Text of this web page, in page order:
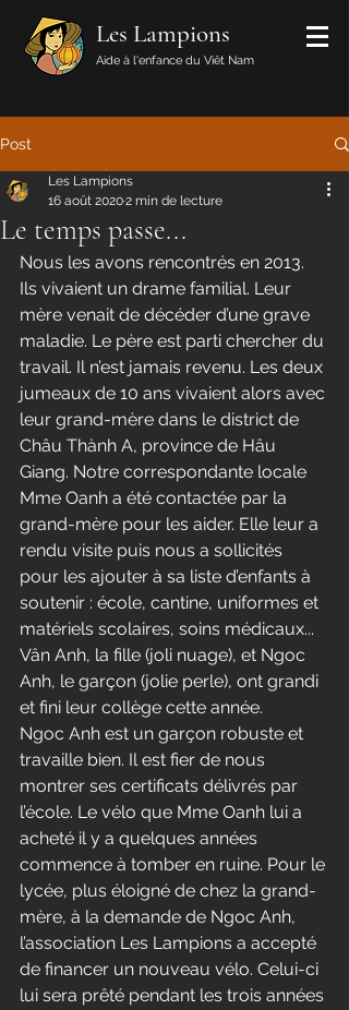
Les Lampions
Aide à l'enfance du Viêt Nam
Post
Le temps passe...
Les Lampions
16 août 20202 min de lecture
Nous les avons rencontrés en 2013.
Ils vivaient un drame familial. Leur
mère venait de décéder d’une grave
maladie. Le père est parti chercher du
travail. Il n’est jamais revenu. Les deux
jumeaux de 10 ans vivaient alors avec
leur grand-mère dans le district de
Châu Thành A, province de Hâu
Giang. Notre correspondante locale
Mme Oanh a été contactée par la
grand-mère pour les aider. Elle leur a
rendu visite puis nous a sollicités
pour les ajouter à sa liste d’enfants à
soutenir : école, cantine, uniformes et
matériels scolaires, soins médicaux...
Vân Anh, la fille (joli nuage), et Ngoc
Anh, le garçon (jolie perle), ont grandi
et fini leur collège cette année.
Ngoc Anh est un garçon robuste et
travaille bien. Il est fier de nous
montrer ses certificats délivrés par
l’école. Le vélo que Mme Oanh lui a
acheté il y a quelques années
commence à tomber en ruine. Pour le
lycée, plus éloigné de chez la grand-
mère, à la demande de Ngoc Anh,
l’association Les Lampions a accepté
de financer un nouveau vélo. Celui-ci
lui sera prêté pendant les trois années